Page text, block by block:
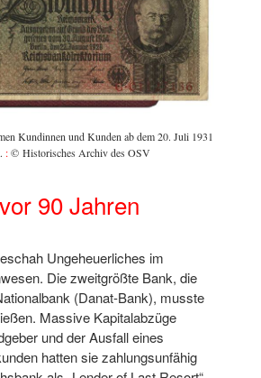
Kundinnen und Kunden ab dem 20. Juli 1931
:© Historisches Archiv des OSV
90 Jahren
Ungeheuerliches im
Die zweitgrößte Bank, die
(Danat-Bank), musste
Massive Kapitalabzüge
und der Ausfall eines
hatten sie zahlungsunfähig